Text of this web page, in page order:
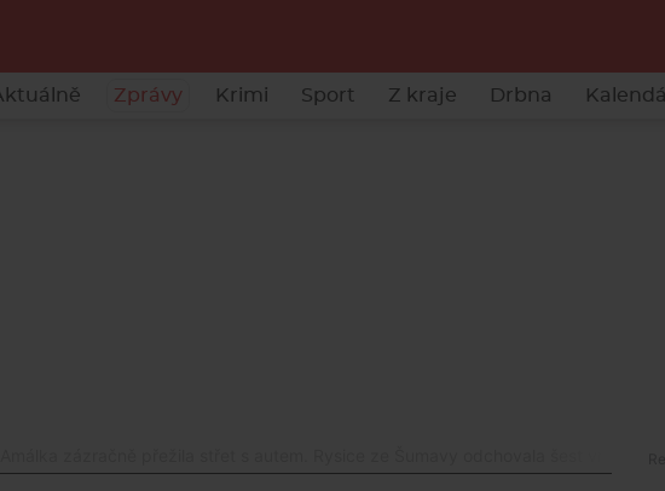
Zprávy Krimi Sport Z kraje Drbna